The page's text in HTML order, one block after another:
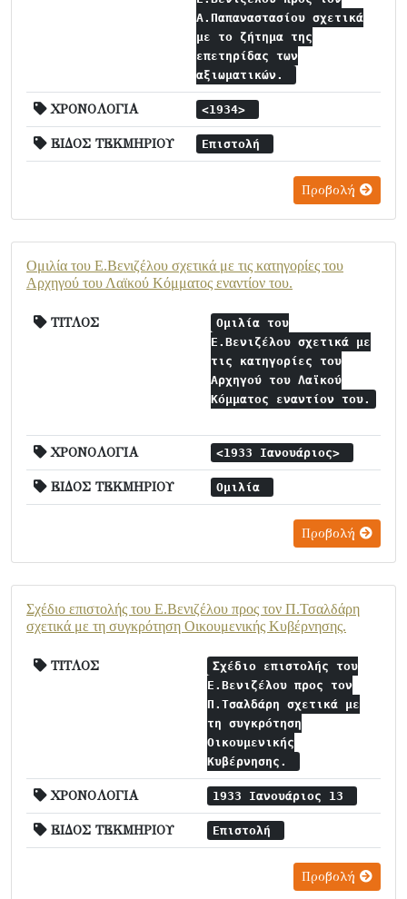
Α.Παπαναστασίου σχετικά
με το ζήτημα της
επετηρίδας των
αξιωματικών.
ΧΡΟΝΟΛΟΓΙΑ <1934>
ΕΙΔΟΣ ΤΕΚΜΗΡΙΟΥ Επιστολή
Προβολή
Ομιλία του Ε.Βενιζέλου σχετικά με τις κατηγορίες του
Αρχηγού του Λαϊκού Κόμματος εναντίον του.
ΤΙΤΛΟΣ
Ομιλία του
Ε.Βενιζέλου σχετικά με
τις κατηγορίες του
Αρχηγού του Λαϊκού
Κόμματος εναντίον του.
ΧΡΟΝΟΛΟΓΙΑ <1933 Ιανουάριος>
ΕΙΔΟΣ ΤΕΚΜΗΡΙΟΥ Ομιλία
Προβολή
Σχέδιο επιστολής του Ε.Βενιζέλου προς τον Π.Τσαλδάρη
σχετικά με τη συγκρότηση Οικουμενικής Κυβέρνησης.
ΤΙΤΛΟΣ
Σχέδιο επιστολής του
Ε.Βενιζέλου προς τον
Π.Τσαλδάρη σχετικά με
τη συγκρότηση
Οικουμενικής
Κυβέρνησης.
ΧΡΟΝΟΛΟΓΙΑ 1933 Ιανουάριος 13
ΕΙΔΟΣ ΤΕΚΜΗΡΙΟΥ Επιστολή
Προβολή